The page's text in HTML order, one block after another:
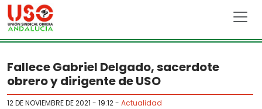
Skip to main content
Fallece Gabriel Delgado, sacerdote
obrero y dirigente de USO
12 DE NOVIEMBRE DE 2021 - 19:12- Actualidad